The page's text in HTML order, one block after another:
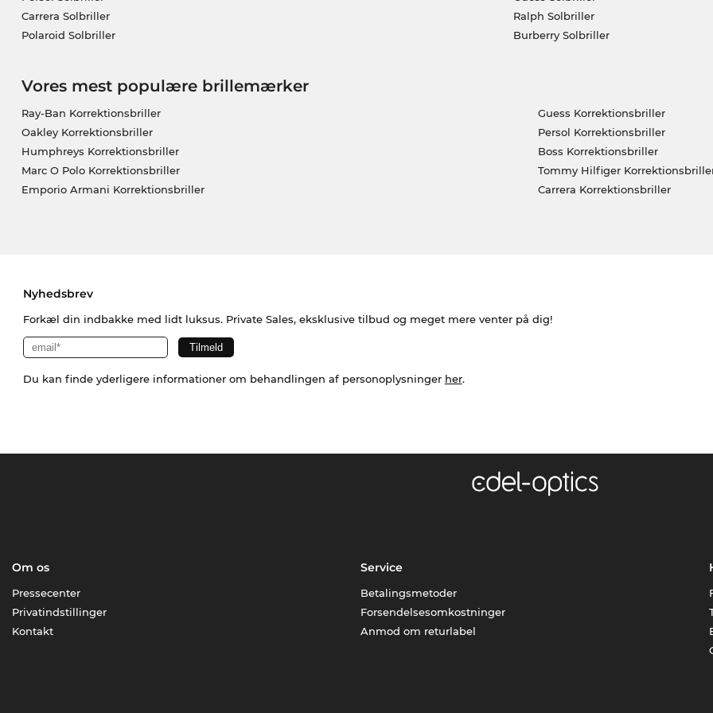
Carrera Solbriller
Polaroid Solbriller
Ralph Solbriller
Burberry Solbriller
Vores mest populære brillemærker
Ray-Ban Korrektionsbriller
Oakley Korrektionsbriller
Humphreys Korrektionsbriller
Marc O Polo Korrektionsbriller
Emporio Armani Korrektionsbriller
Guess Korrektionsbriller
Persol Korrektionsbriller
Boss Korrektionsbriller
Tommy Hilfiger
Carrera Korrektionsbriller
Nyhedsbrev
Forkæl din indbakke med lidt luksus. Private Sales, eksklusive tilbud og meget mere venter på dig!
Du kan finde yderligere informationer om behandlingen af personoplysninger her.
Om os
Pressecenter
Privatindstillinger
Kontakt
Service
Betalingsmetoder
Forsendelsesomkostninger
Anmod om returlabel